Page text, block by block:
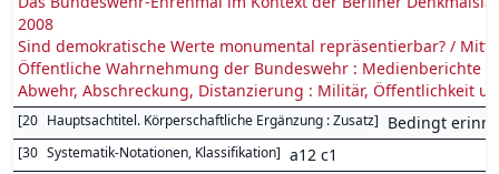
2008
Sind demokratische Werte monumental repräsentierbar? /
Öffentliche Wahrnehmung der Bundeswehr : Medienberichte
Abwehr, Abschreckung, Distanzierung : Militär, Öffentlichkeit
[20 Hauptsachtitel. Körperschaftliche Ergänzung : Zusatz] Bedingt
[30 Systematik-Notationen, Klassifikation] a12 c1